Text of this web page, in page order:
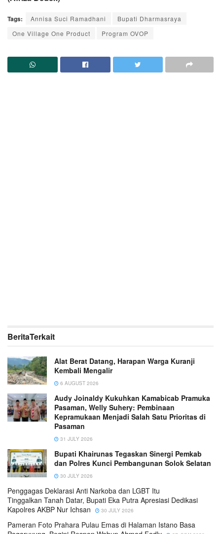
Tags: Annisa Suci Ramadhani
Bupati Dharmasraya
One Village One Product
Program OVOP
BeritaTerkait
Alat Berat Datang, Harapan Warga Kuranji
Kembali Mengalir
6 AUGUST 2026
Audy Joinaldy Kukuhkan Kamabicab Pramuka
Pasaman, Welly Suhery: Pembinaan
Kepramukaan Menjadi Salah Satu Prioritas di
Pasaman
31 JULY 2026
Bupati Khairunas Tegaskan Sinergi Pemkab
dan Polres Kunci Pembangunan Solok Selatan
30 JULY 2026
Penggagas Deklarasi Anti Narkoba dan LGBT Itu
Tinggalkan Tanah Datar, Bupati Eka Putra Apresiasi Dedikasi
Kapolres AKBP Nur Ichsan
30 JULY 2026
Pameran Foto Prahara Pulau Emas di Halaman Istano Basa